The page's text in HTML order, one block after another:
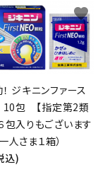
ジキニンファース
10包 【指定第2類
包入りもございます
人さま１箱）
込)
favorite